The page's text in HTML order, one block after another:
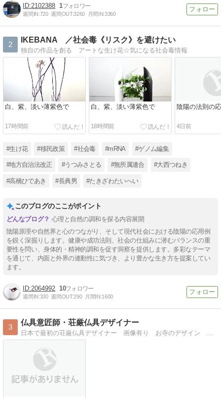
2102388 1
週間IN:720 週間OUT:3260 月間IN:3360
2
IKEBANA ／社会毒《リスク》を避けたい
独自の作品を創る アートな生け花☆気になる社会毒情報
白、紫、淡い薄紫色で
17時間前
白、紫、淡い薄紫色で
18時間前
陰陽の法則の
4日前
#生け花 #移民政策 #社会毒 #mRNA #ゲノム編集
#地方自治法改正 #うつみさとる #無所属連合 #大西つねき
#高橋ひであき #長典男 #たきざわたいへい
このブログのここがポイント
心理と自然の調和を探る内容展開
陰陽原理や自然界と心のつながり、そして現代社会における陰陽の応用例
を鋭く深掘りします。健康や成功法則、社会の仕組みに潜むバランスの重
要性を問い、身体的・精神的調和を促す洞察を提供します。多彩なテーマ
を通じて、内面と外界の連動性に気づき、より豊かな生き方を提案してい
ます。
2064992 10
週間IN:330 週間OUT:290 月間IN:1600
3
仏具意匠師・荘厳仏具デザイナー
日本で最初の荘厳仏具デザイナー 画像有り お寺のデザイン 初めて明かされるインサイド情報 ペット供養 木彫事始